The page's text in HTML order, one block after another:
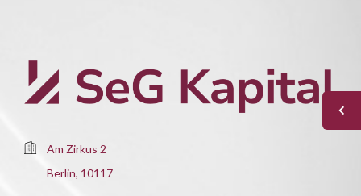
Am Zirkus 2
Berlin, 10117